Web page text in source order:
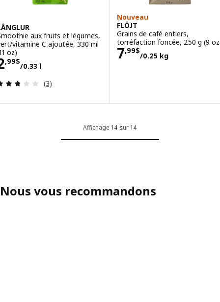
aux fruits et légumes,
vitamine C ajoutée, 330 ml
oz)
,99$
/0.33 l
2,99$/0.33 l
Examen: 2.7 sur des 5 Étoiles. Total des
(3)
Nouveau
FLÖJT
Grains de café entiers,
torréfaction foncée, 250 g (9
7,99$
/0.25 kg
Prix 7,99$/0.25
Affichage 14 sur 14
Nous vous recommandons